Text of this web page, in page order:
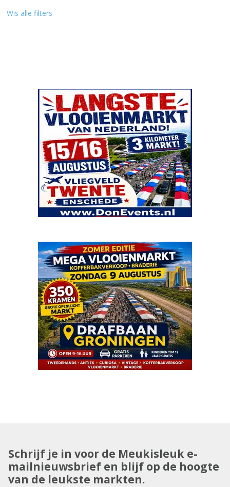
Wis alle filters
Schrijf je in voor de Meukisleuk e-
mailnieuwsbrief en blijf op de hoogte
van de leukste markten.